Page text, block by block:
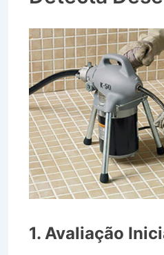
1. Avaliação